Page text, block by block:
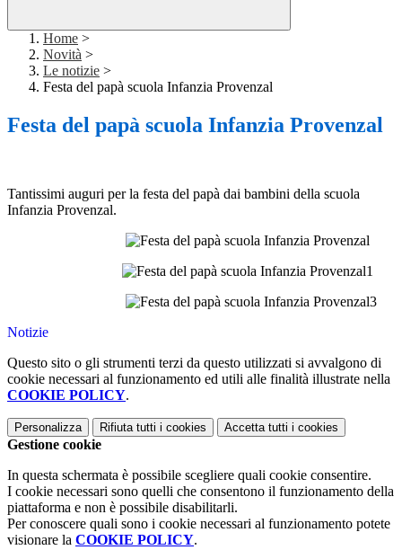
Home >
Novità >
Le notizie >
Festa del papà scuola Infanzia Provenzal
Festa del papà scuola Infanzia Provenzal
Tantissimi auguri per la festa del papà dai bambini della scuola
Infanzia Provenzal.
Notizie
Questo sito o gli strumenti terzi da questo utilizzati si avvalgono di
cookie necessari al funzionamento ed utili alle finalità illustrate nella
COOKIE POLICY.
Personalizza Rifiuta tutti i cookies Accetta tutti i cookies
Gestione cookie
In questa schermata è possibile scegliere quali cookie consentire.
I cookie necessari sono quelli che consentono il funzionamento della
piattaforma e non è possibile disabilitarli.
Per conoscere quali sono i cookie necessari al funzionamento potete
visionare la COOKIE POLICY.